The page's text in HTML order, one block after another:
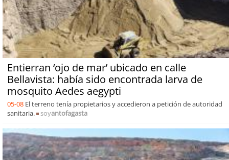
Entierran ‘ojo de mar’ ubicado en calle
Bellavista: había sido encontrada larva de
mosquito Aedes aegypti
05-08 El terreno tenía propietarios y accedieron a petición de autoridad
sanitaria.
soyantofagasta